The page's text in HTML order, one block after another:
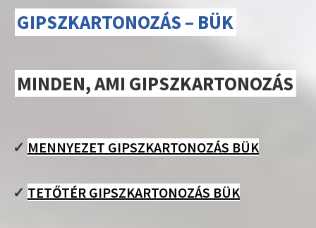
GIPSZKARTONOZÁS – BÜK
MINDEN, AMI GIPSZKARTONOZÁS
✓ MENNYEZET GIPSZKARTONOZÁS BÜK
✓ TETŐTÉR GIPSZKARTONOZÁS BÜK